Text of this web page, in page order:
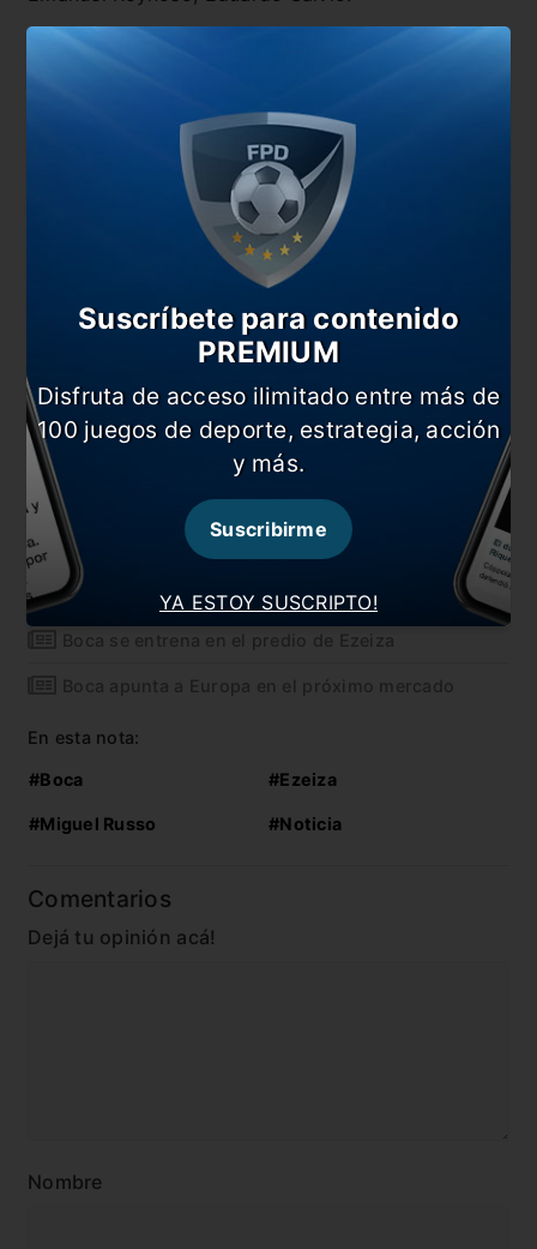
6. Marcelo Weigandt, Mateo Retegui y Sebastián
Pérez.
También te puede interesar
Los citados de Russo para la vuelta a los
entrenamientos
Boca inaugura un gimnasio en Ezeiza
Boca se entrena en el predio de Ezeiza
Boca apunta a Europa en el próximo mercado
En esta nota:
#Boca #Ezeiza
#Miguel Russo #Noticia
Comentarios
Dejá tu opinión acá!
Nombre
YA ESTOY SUSCRIPTO!
Suscríbete para contenido
PREMIUM
Disfruta de acceso ilimitado entre más de
100 juegos de deporte, estrategia, acción
y más.
Suscribirme